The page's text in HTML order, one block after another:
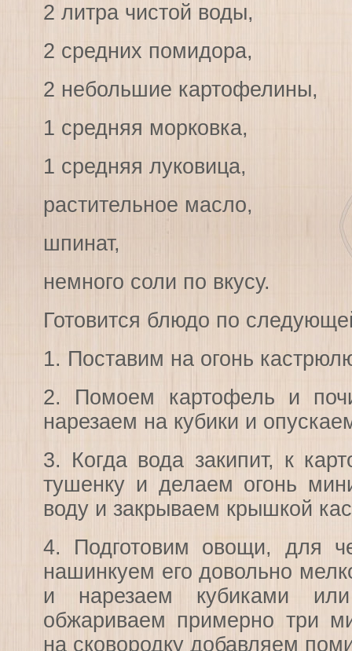
2 литра чистой воды,
2 средних помидора,
2 небольшие картофелины,
1 средняя морковка,
1 средняя луковица,
растительное масло,
шпинат,
немного соли по вкусу.
Готовится блюдо по
1. Поставим на огонь
2. Помоем картофель и
нарезаем на кубики и
3. Когда вода закипит, к
тушенку и делаем огонь
воду и закрываем крышкой
4. Подготовим овощи, для
нашинкуем его довольно
и нарезаем кубиками
обжариваем примерно три
на сковородку добавляем